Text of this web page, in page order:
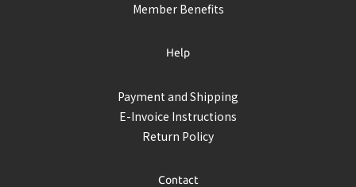
Member Benefits
Help
Payment and Shipping
E-Invoice Instructions
Return Policy
Contact